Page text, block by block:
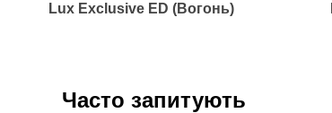
Lux Exclusive ED (Вогонь)
Часто запитують